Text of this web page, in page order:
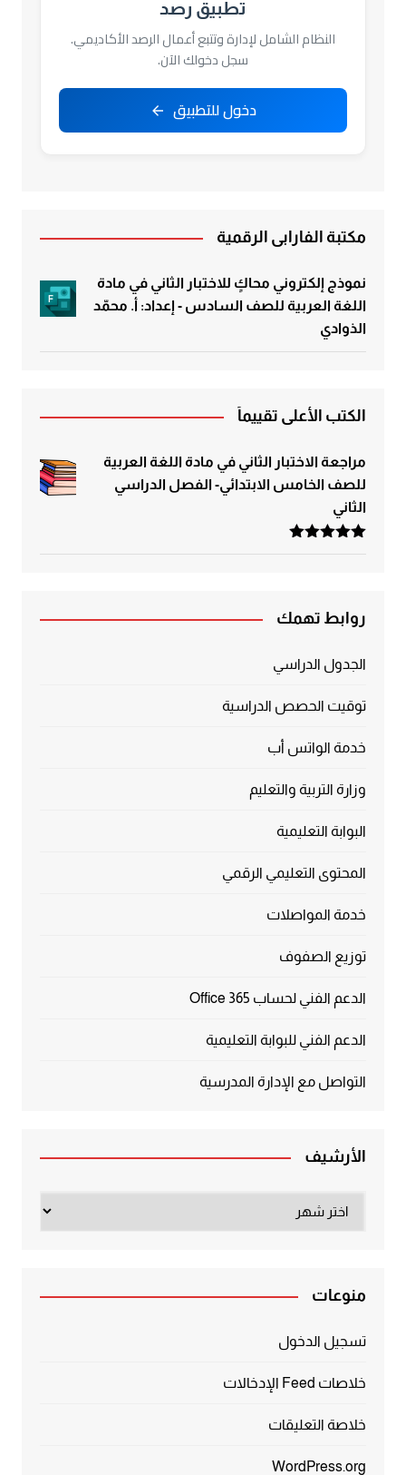
تطبيق رصد
النظام الشامل لإدارة وتتبع أعمال الرصد الأكاديمي.
سجل دخولك الآن.
دخول للتطبيق
مكتبة الفارابي الرقمية
نموذج إلكتروني محاكٍ للاختبار الثاني في مادة
اللغة العربية للصف السادس - إعداد: أ. محمّد
الذوادي
الكتب الأعلى تقييماً
مراجعة الاختبار الثاني في مادة اللغة العربية
للصف الخامس الابتدائي- الفصل الدراسي
الثاني
تم التقييم
روابط تهمك
الجدول الدراسي
توقيت الحصص الدراسية
خدمة الواتس أب
وزارة التربية والتعليم
البوابة التعليمية
المحتوى التعليمي الرقمي
خدمة المواصلات
توزيع الصفوف
الدعم الفني لحساب Office 365
الدعم الفني للبوابة التعليمية
التواصل مع الإدارة المدرسية
الأرشيف
منوعات
تسجيل الدخول
خلاصات Feed الإدخالات
خلاصة التعليقات
WordPress.org